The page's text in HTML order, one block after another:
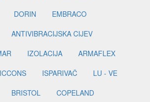
DORIN
EMBRACO
ANTIVIBRACIJSKA CIJEV
IZOLACIJA
ARMAFLEX
ISPARIVAČ
LU - VE
BRISTOL
COPELAND